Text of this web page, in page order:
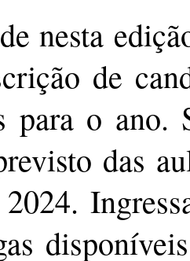
nesta
de
para o ano.
das